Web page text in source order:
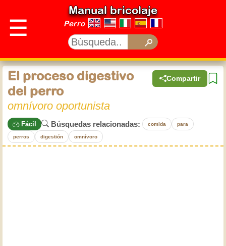
☰
Manual bricolaje
Perro
Compartir
El proceso digestivo
del perro
omnívoro oportunista
Fácil Búsquedas relacionadas: comida para
perros digestión omnívoro